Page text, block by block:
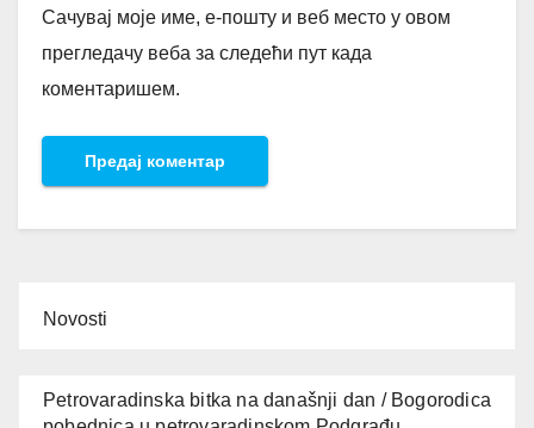
Сачувај моје име, е-пошту и веб место у овом
прегледачу веба за следећи пут када
коментаришем.
Novosti
Petrovaradinska bitka na današnji dan / Bogorodica